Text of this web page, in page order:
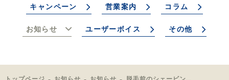
キャンペーン 営業案内 コラム
お知らせ ユーザーボイス その他
トップページ お知らせ お知らせ 脱毛前のシェービングについて